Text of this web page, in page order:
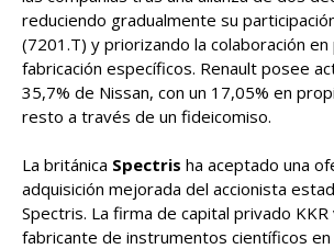
reduciendo gradualmente su
(7201.T) y priorizando la colaboración
fabricación específicos. Renault posee
35,7% de Nissan, con un 17,05% en
resto a través de un fideicomiso.
La británica Spectris ha aceptado una
adquisición mejorada del accionista
Spectris. La firma de capital privado KKR
fabricante de instrumentos científicos en